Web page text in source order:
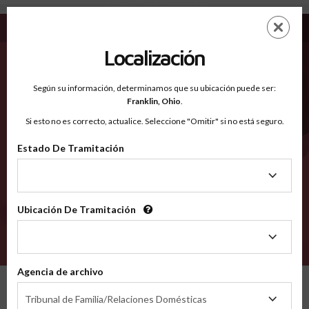
Bradford FL - Condados Reconocidos
EN
Condados Reconocidos
2600
Localización
Según su información, determinamos que su ubicación puede ser:
Franklin, Ohio.
Si esto no es correcto, actualice. Seleccione "Omitir" si no está seguro.
Estado De Tramitación
Tramitación
Ubicación De Tramitación
Tramitación
Agencia de archivo
Tribunal de Familia/Relaciones Domésticas
de